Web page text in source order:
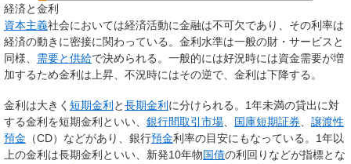
経済と金利
資本主義社会においては経済活動に金融は不可欠であり、その利率は
経済の動きに密接に関わっている。金利水準は一般の財・サービスと
同様、 需要と供給で決められる。一般的には好況時には資金需要が増
加するため金利は上昇、不況時にはその逆で、金利は下降する。
金利は大きく 短期金利 と長期金利 に分けられる。1年未満の貸出に対
する金利を短期金利といい、 銀行間取引市場、 国庫短期証券、 譲渡性
預金 （CD）などがあり、銀行預金利率の目安にもなっている。1年以
上の金利は長期金利といい、新発10年物国債の利回りなどが指標とな